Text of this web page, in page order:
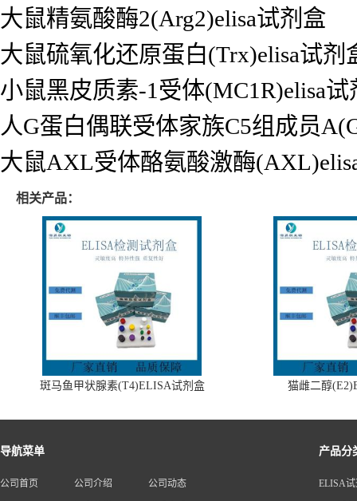
大鼠精氨酸酶2(Arg2)elisa试剂盒
大鼠硫氧化还原蛋白(Trx)elisa试剂
小鼠黑皮质素-1受体(MC1R)elisa试
人G蛋白偶联受体家族C5组成员
大鼠AXL受体酪氨酸激酶
相关产品：
斑马鱼甲状腺素(T4)ELISA试剂盒 猫雌二醇
导航菜单
公司首页 公司介绍 公司动态
产品分
ELISA